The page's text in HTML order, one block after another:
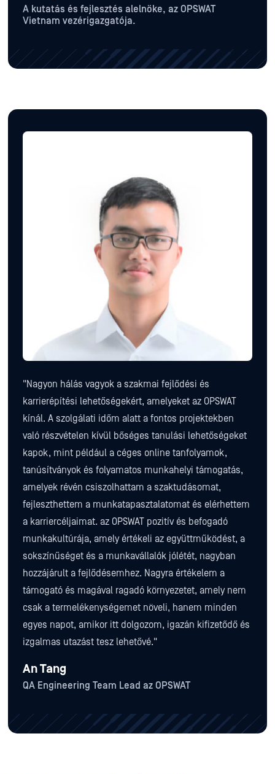
A kutatás és fejlesztés alelnöke, az OPSWAT
Vietnam vezérigazgatója.
"Nagyon hálás vagyok a szakmai fejlődési és
karrierépítési lehetőségekért, amelyeket az OPSWAT
kínál. A szolgálati időm alatt a fontos projektekben
való részvételen kívül bőséges tanulási lehetőségeket
kapok, mint például a céges online tanfolyamok,
tanúsítványok és folyamatos munkahelyi támogatás,
amelyek révén csiszolhattam a szaktudásomat,
fejleszthettem a munkatapasztalatomat és elérhettem
a karriercéljaimat. az OPSWAT pozitív és befogadó
munkakultúrája, amely értékeli az együttműködést, a
sokszínűséget és a munkavállalók jólétét, nagyban
hozzájárult a fejlődésemhez. Nagyra értékelem a
támogató és magával ragadó környezetet, amely nem
csak a termelékenységemet növeli, hanem minden
egyes napot, amikor itt dolgozom, igazán kifizetődő és
izgalmas utazást tesz lehetővé."
An Tang
QA Engineering Team Lead az OPSWAT